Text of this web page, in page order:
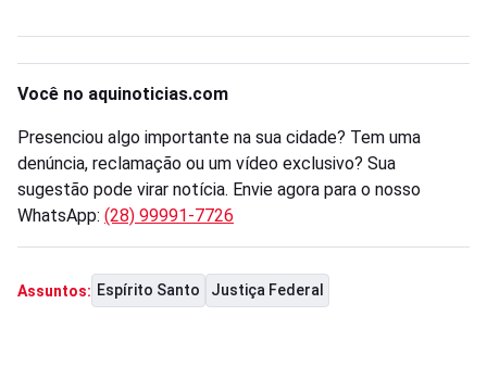
Você no aquinoticias.com
Presenciou algo importante na sua cidade? Tem uma
denúncia, reclamação ou um vídeo exclusivo? Sua
sugestão pode virar notícia. Envie agora para o nosso
WhatsApp: (28) 99991-7726
Assuntos: Espírito Santo Justiça Federal